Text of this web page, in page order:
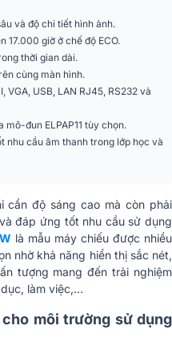
giờ
và độ chi tiết hình ảnh.
17.000 giờ ở chế độ ECO.
thời gian dài.
cùng màn hình.
USB, LAN RJ45, RS232 và
đun ELPAP11 tùy chọn.
nhu cầu âm thanh trong lớp học và
cần độ sáng cao mà còn phải
đáp ứng tốt nhu cầu sử dụng
là mẫu máy chiếu được nhiều
nhờ khả năng hiển thị sắc nét,
tượng mang đến trải nghiệm
làm việc,…
môi trường sử dụng